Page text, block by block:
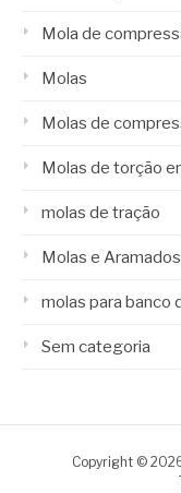
Mola de
Molas
Molas de
Molas de torção
molas de tração
Molas e Aramados
molas para banco
Sem categoria
Copyright ©